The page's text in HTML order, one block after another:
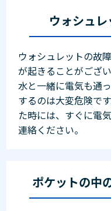
ウォシュ
ウォシュレットの故
が起きることがござ
水と一緒に電気も通
するのは大変危険で
た時には、すぐに電
連絡ください。
ポケットの中